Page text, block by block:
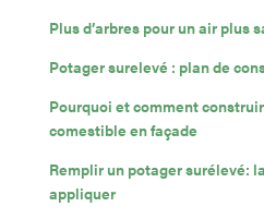
Plus d’arbres pour un air plus
Potager surelevé : plan de
Pourquoi et comment
comestible en façade
Remplir un potager surélevé:
appliquer